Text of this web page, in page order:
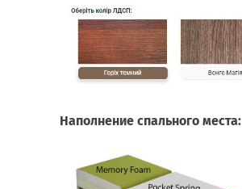
Наполнение спального места: